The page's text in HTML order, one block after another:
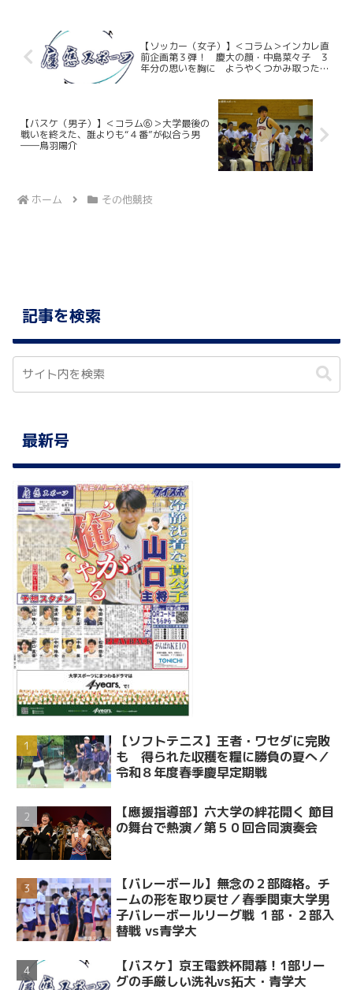
【ソッカー（女子）】＜コラム＞インカレ直
前企画第３弾！ 慶大の顔・中島菜々子 ３
年分の思いを胸に ようやくつかみ取ったイ
【バスケ（男子）】＜コラム⑥＞大学最後の
戦いを終えた、誰よりも“４番”が似合う男
――鳥羽陽介
ホーム その他競技
記事を検索
最新号
【ソフトテニス】王者・ワセダに完敗
も 得られた収穫を糧に勝負の夏へ／
令和８年度春季慶早定期戦
【應援指導部】六大学の絆花開く 節目
の舞台で熱演／第５０回合同演奏会
【バレーボール】無念の２部降格。チ
ームの形を取り戻せ／春季関東大学男
子バレーボールリーグ戦 １部・２部入
替戦 vs青学大
【バスケ】京王電鉄杯開幕！1部リー
グの手厳しい洗礼vs拓大・青学大